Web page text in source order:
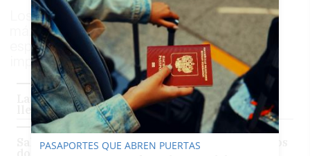
Los ganadores de la estatuilla obtienen el
máximo reconocimiento existente del cine
español, que supone una oportunidad para
impulsar sus carreras
Laura Weissmahr, la actriz de Tarifa que se ha
llevado un Goya bajo el brazo
Salva Reina, loco de alegría en los Goya: por los
dos millones de andaluces que se exiliaron
PASAPORTES QUE ABREN PUERTAS